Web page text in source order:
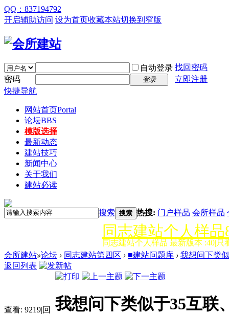
QQ：837194792
开启辅助访问 设为首页收藏本站切换到窄版
自动登录 找回密码
密码
登录
立即注册
快捷导航
网站首页Portal
论坛BBS
模版选择
最新动态
建站技巧
新闻中心
关于我们
建站必读
搜索 搜索 热搜: 门户样品 会所样品
同志建站个人样品
同志建站个人样品 最新版本 :40|只
会所建站»论坛 › 同志建站第四区 › ■建站问题库 › 我想问下类
返回列表
查看: 9219|回
我想问下类似于35互联